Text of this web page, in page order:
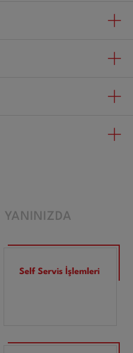
YANINIZDA
Self Servis İşlemleri